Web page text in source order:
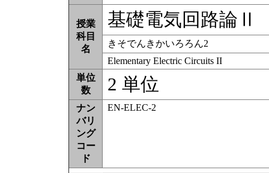
授業
科目
名
基礎電気回路論Ⅱ
きそでんきかいろろん2
Elementary Electric Circuits II
単位
数
2 単位
ナン
バリ
ング
コー
ド
EN-ELEC-2